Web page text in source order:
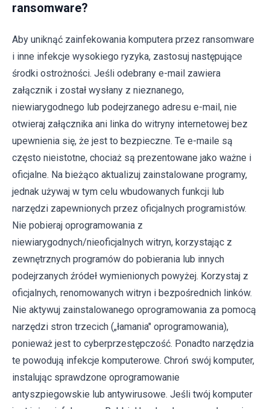
ransomware?
Aby uniknąć zainfekowania komputera przez ransomware
i inne infekcje wysokiego ryzyka, zastosuj następujące
środki ostrożności. Jeśli odebrany e-mail zawiera
załącznik i został wysłany z nieznanego,
niewiarygodnego lub podejrzanego adresu e-mail, nie
otwieraj załącznika ani linka do witryny internetowej bez
upewnienia się, że jest to bezpieczne. Te e-maile są
często nieistotne, chociaż są prezentowane jako ważne i
oficjalne. Na bieżąco aktualizuj zainstalowane programy,
jednak używaj w tym celu wbudowanych funkcji lub
narzędzi zapewnionych przez oficjalnych programistów.
Nie pobieraj oprogramowania z
niewiarygodnych/nieoficjalnych witryn, korzystając z
zewnętrznych programów do pobierania lub innych
podejrzanych źródeł wymienionych powyżej. Korzystaj z
oficjalnych, renomowanych witryn i bezpośrednich linków.
Nie aktywuj zainstalowanego oprogramowania za pomocą
narzędzi stron trzecich („łamania" oprogramowania),
ponieważ jest to cyberprzestępczość. Ponadto narzędzia
te powodują infekcje komputerowe. Chroń swój komputer,
instalując sprawdzone oprogramowanie
antyszpiegowskie lub antywirusowe. Jeśli twój komputer